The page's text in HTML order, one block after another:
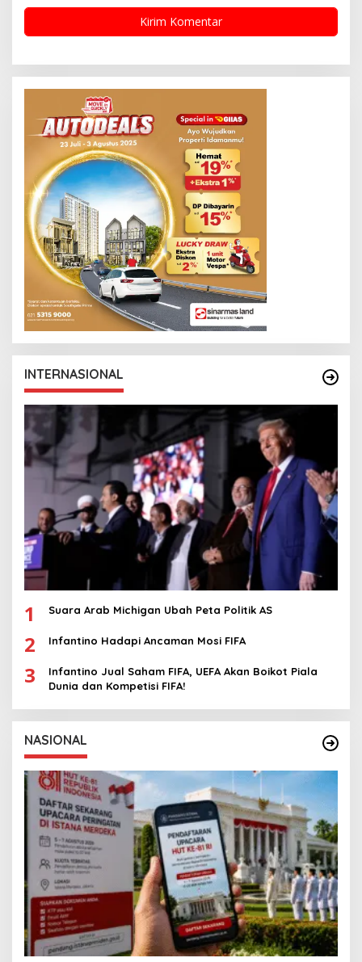
INTERNASIONAL
1 Suara Arab Michigan Ubah Peta Politik AS
2 Infantino Hadapi Ancaman Mosi FIFA
3
Infantino Jual Saham FIFA, UEFA Akan Boikot Piala
Dunia dan Kompetisi FIFA!
NASIONAL